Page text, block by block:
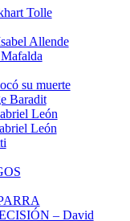
Tolle
Allende
su muerte
Baradit
León
León
– David